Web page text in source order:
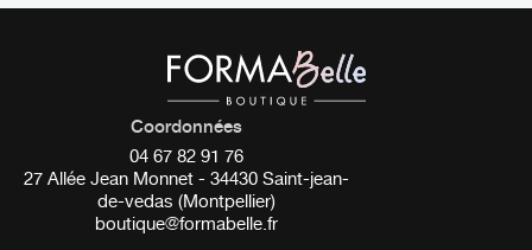
Coordonnées
04 67 82 91 76
27 Allée Jean Monnet - 34430 Saint-jean-
de-vedas (Montpellier)
boutique@formabelle.fr